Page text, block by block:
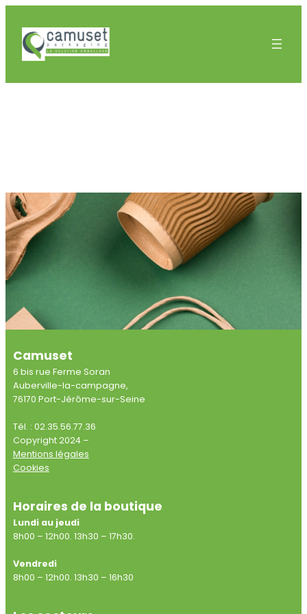
Camuset
6 bis rue Ferme Soran
Auberville-la-campagne,
76170 Port-Jérôme-sur-Seine
Tél. : 02.35.56.77.36
Copyright 2024 –
Mentions légales
Cookies
Horaires de la boutique
Lundi au jeudi
8h00 – 12h00. 13h30 – 17h30.
Vendredi
8h00 – 12h00. 13h30 – 16h30